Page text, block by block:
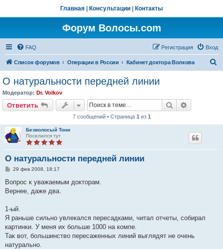
Главная Консультации Контакты
Форум Волосы.com
FAQ Вход
Регистрация
Список форумов Операции в России Кабинет доктора Волкова
О натуральности передней линии
Модератор: Dr. Volkov
Ответить Поиск
7 сообщений • Страница 1 из 1
Безволосый Тони
Поселился тут
О натуральности передней линии
С
о
щ
и
е
29 фев 2008, 18:17
Вопрос к уважаемым докторам.
Вернее, даже два.
1-ый.
Я раньше сильно увлекался пересадками, читал отчеты, собирал
картинки. У меня их больше 1000 на компе.
Так вот, большинство пересаженных линий выглядят не очень
натурально.